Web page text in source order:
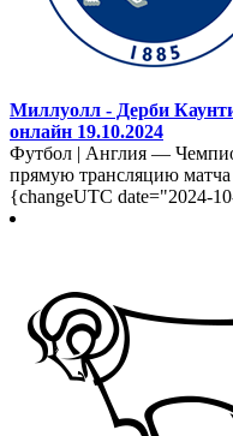
Миллуолл - Дерби
онлайн 19.10.2024
Футбол | Англия —
прямую трансляцию
{changeUTC date="2024-